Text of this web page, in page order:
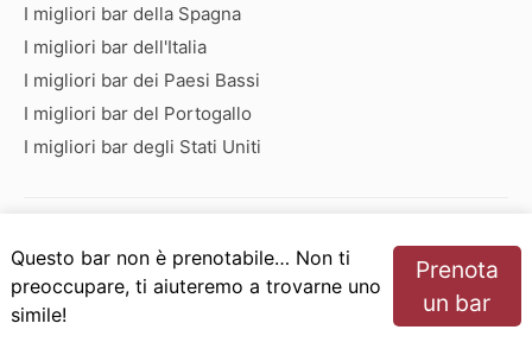
Questo bar non è prenotabile… Non ti
preoccupare, ti aiuteremo a trovarne uno
simile!
Prenota
un bar
I migliori bar della Spagna
I migliori bar dell'Italia
I migliori bar dei Paesi Bassi
I migliori bar del Portogallo
I migliori bar degli Stati Uniti
D E M
N
O